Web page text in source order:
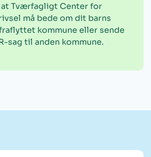
Tværfagligt Center for
må bede om dit barns
kommune eller sende
sag til anden kommune.